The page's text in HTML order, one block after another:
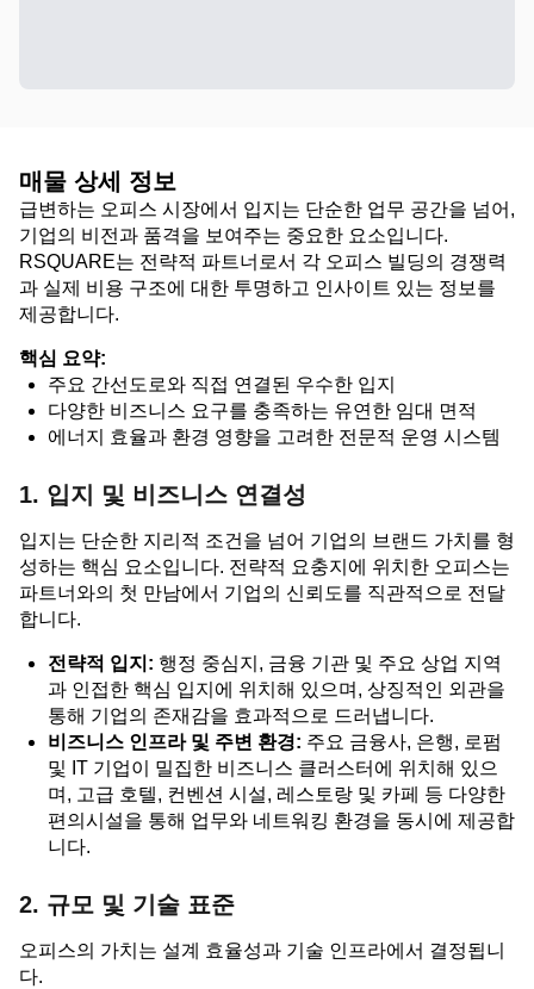
매물 상세 정보
급변하는 오피스 시장에서 입지는 단순한 업무 공간을 넘어,
기업의 비전과 품격을 보여주는 중요한 요소입니다.
RSQUARE는 전략적 파트너로서 각 오피스 빌딩의 경쟁력
과 실제 비용 구조에 대한 투명하고 인사이트 있는 정보를
제공합니다.
핵심 요약:
주요 간선도로와 직접 연결된 우수한 입지
다양한 비즈니스 요구를 충족하는 유연한 임대 면적
에너지 효율과 환경 영향을 고려한 전문적 운영 시스템
1. 입지 및 비즈니스 연결성
입지는 단순한 지리적 조건을 넘어 기업의 브랜드 가치를 형
성하는 핵심 요소입니다. 전략적 요충지에 위치한 오피스는
파트너와의 첫 만남에서 기업의 신뢰도를 직관적으로 전달
합니다.
전략적 입지: 행정 중심지, 금융 기관 및 주요 상업 지역
과 인접한 핵심 입지에 위치해 있으며, 상징적인 외관을
통해 기업의 존재감을 효과적으로 드러냅니다.
비즈니스 인프라 및 주변 환경: 주요 금융사, 은행, 로펌
및 IT 기업이 밀집한 비즈니스 클러스터에 위치해 있으
며, 고급 호텔, 컨벤션 시설, 레스토랑 및 카페 등 다양한
편의시설을 통해 업무와 네트워킹 환경을 동시에 제공합
니다.
2. 규모 및 기술 표준
오피스의 가치는 설계 효율성과 기술 인프라에서 결정됩니
다.